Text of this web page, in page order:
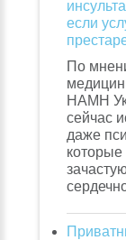
если
По
НАМН
сейчас
даже